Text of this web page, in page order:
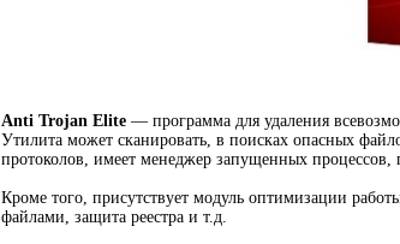
Anti Trojan Elite — программа для удаления
Утилита может сканировать, в поисках опасных
протоколов, имеет менеджер запущенных процессов,
Кроме того, присутствует модуль оптимизации
файлами, защита реестра и т.д.